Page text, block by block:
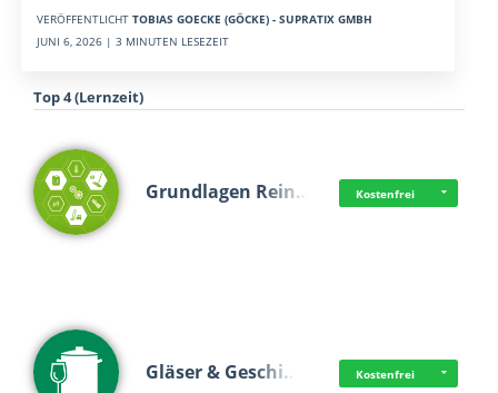
VERÖFFENTLICHT TOBIAS GOECKE (GÖCKE) - SUPRATIX GMBH
JUNI 6, 2026 | 3 MINUTEN LESEZEIT
Top 4 (Lernzeit)
Grundlagen Rein… Kostenfrei
Gläser & Geschi… Kostenfrei